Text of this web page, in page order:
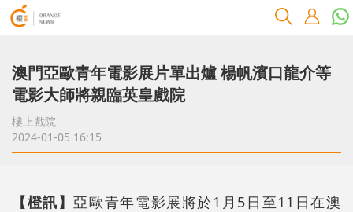
澳門亞歐青年電影展片單出爐 楊帆濱口龍介等
電影大師將親臨英皇戲院
樓上戲院
2024-01-05 16:15
【橙訊】亞歐青年電影展將於1月5日至11日在澳